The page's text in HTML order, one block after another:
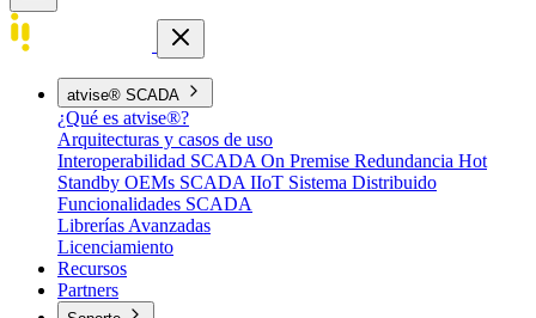
atvise® SCADA
¿Qué es atvise®?
Arquitecturas y casos de uso
Interoperabilidad SCADA On Premise Redundancia Hot
Standby OEMs SCADA IIoT Sistema Distribuido
Funcionalidades SCADA
Librerías Avanzadas
Licenciamiento
Recursos
Partners